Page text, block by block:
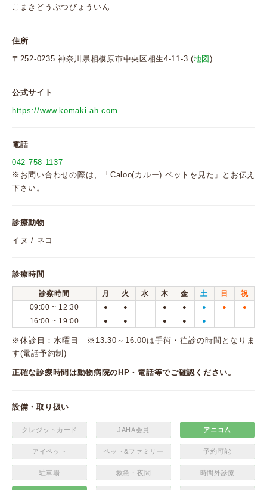
こまきどうぶつびょういん
住所
〒252-0235 神奈川県相模原市中央区相生4-11-3 (地図)
公式サイト
https://www.komaki-ah.com
電話
042-758-1137
※お問い合わせの際は、「Caloo(カルー) ペットを見た」とお伝え
下さい。
診療動物
イヌ / ネコ
診療時間
診察時間 月 火 水 木 金 土 日
祝
09:00 ~ 12:30
● ● ● ● ● ● ●
16:00 ~ 19:00 ● ● ● ● ●
※休診日：水曜日 ※13:30～16:00は手術・往診の時間となりま
す(電話予約制)
正確な診療時間は動物病院のHP・電話等でご確認ください。
設備・取り扱い
クレジットカード JAHA会員 アニコム
アイペット ペット&ファミリー 予約可能
駐車場 救急・夜間 時間外診療